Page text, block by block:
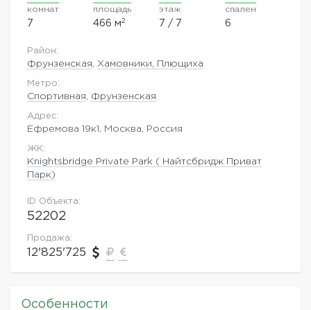
комнат
7
площадь
466 м2
этаж
7 / 7
спален
6
Район:
Фрунзенская Хамовники, Плющиха
Метро:
Спортивная Фрунзенская
Адрес:
Ефремова 19к1, Москва, Россия
ЖK:
Knightsbridge Private Park ( Найтсбридж Приват
Парк)
ID Объекта:
52202
Продажа:
12'825'725
Особенности